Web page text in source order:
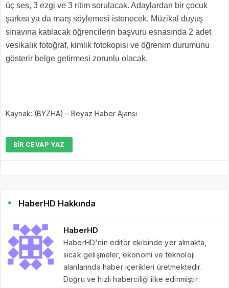
üç ses, 3 ezgi ve 3 ritim sorulacak. Adaylardan bir çocuk
şarkısı ya da marş söylemesi istenecek. Müzikal duyuş
sınavına katılacak öğrencilerin başvuru esnasında 2 adet
vesikalık fotoğraf, kimlik fotokopisi ve öğrenim durumunu
gösterir belge getirmesi zorunlu olacak.
Kaynak: (BYZHA) – Beyaz Haber Ajansı
BIR CEVAP YAZ
HaberHD Hakkında
HaberHD
HaberHD'nin editör ekibinde yer almakta,
sıcak gelişmeler, ekonomi ve teknoloji
alanlarında haber içerikleri üretmektedir.
Doğru ve hızlı haberciliği ilke edinmiştir.